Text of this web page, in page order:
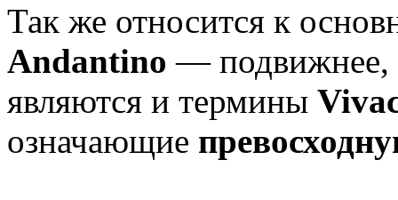
Так же относится к
Andantino—
являются и термины
означающие